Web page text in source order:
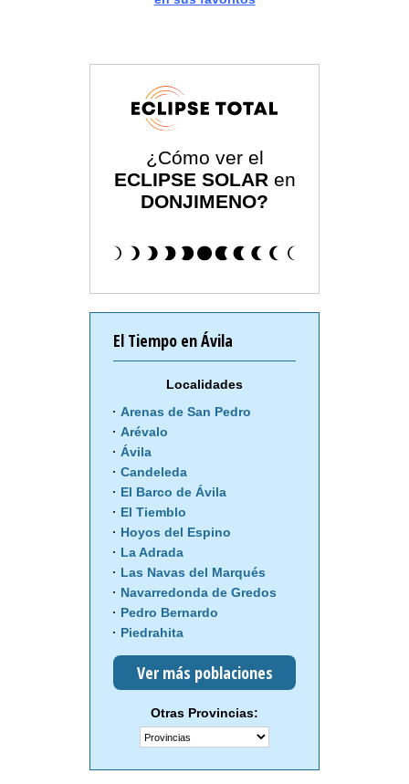
¿Cómo ver el
ECLIPSE SOLAR en
DONJIMENO?
El Tiempo en Ávila
Localidades
Arenas de San Pedro
Arévalo
Ávila
Candeleda
El Barco de Ávila
El Tiemblo
Hoyos del Espino
La Adrada
Las Navas del Marqués
Navarredonda de Gredos
Pedro Bernardo
Piedrahita
Ver más poblaciones
Otras Provincias: